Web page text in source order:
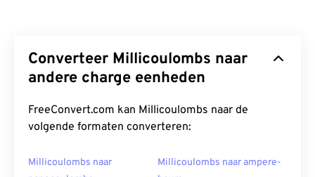
Converteer Millicoulombs naar
andere charge eenheden
FreeConvert.com kan Millicoulombs naar de
volgende formaten converteren:
Millicoulombs naar
Millicoulombs naar ampere-